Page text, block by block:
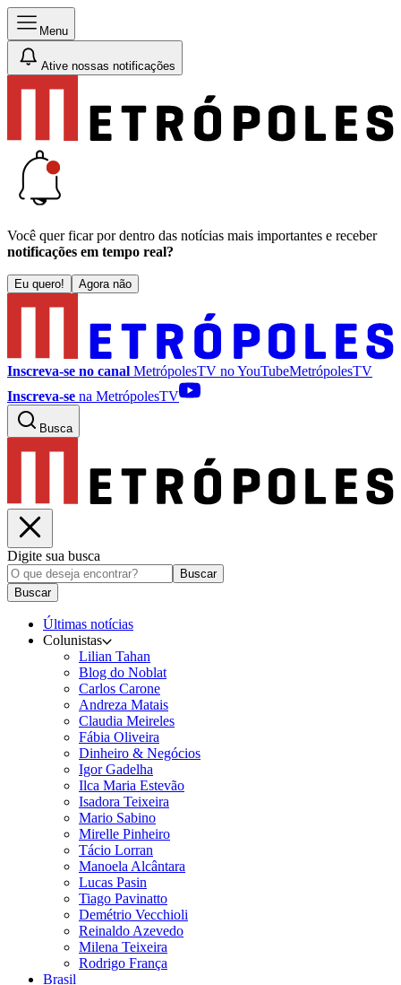
Menu
Ative nossas notificações
Você quer ficar por dentro das notícias mais importantes e receber
notificações em tempo real?
Eu quero! Agora não
Inscreva-se no canal MetrópolesTV noYouTubeMetrópolesTV
Inscreva-se na MetrópolesTV
Busca
Digite sua busca
Buscar
Buscar
Últimas notícias
Colunistas
Lilian Tahan
Blog do Noblat
Carlos Carone
Andreza Matais
Claudia Meireles
Fábia Oliveira
Dinheiro & Negócios
Igor Gadelha
Ilca Maria Estevão
Isadora Teixeira
Mario Sabino
Mirelle Pinheiro
Tácio Lorran
Manoela Alcântara
Lucas Pasin
Tiago Pavinatto
Demétrio Vecchioli
Reinaldo Azevedo
Milena Teixeira
Rodrigo França
Brasil